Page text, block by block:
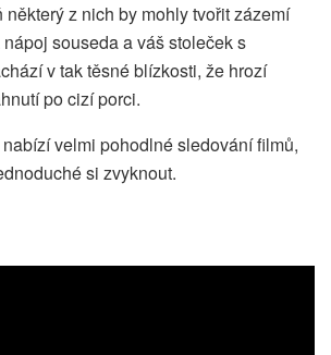
z nich by mohly tvořit zázemí
souseda a váš stoleček s
v tak těsné blízkosti, že hrozí
po cizí porci.
velmi pohodlné sledování filmů,
si zvyknout.